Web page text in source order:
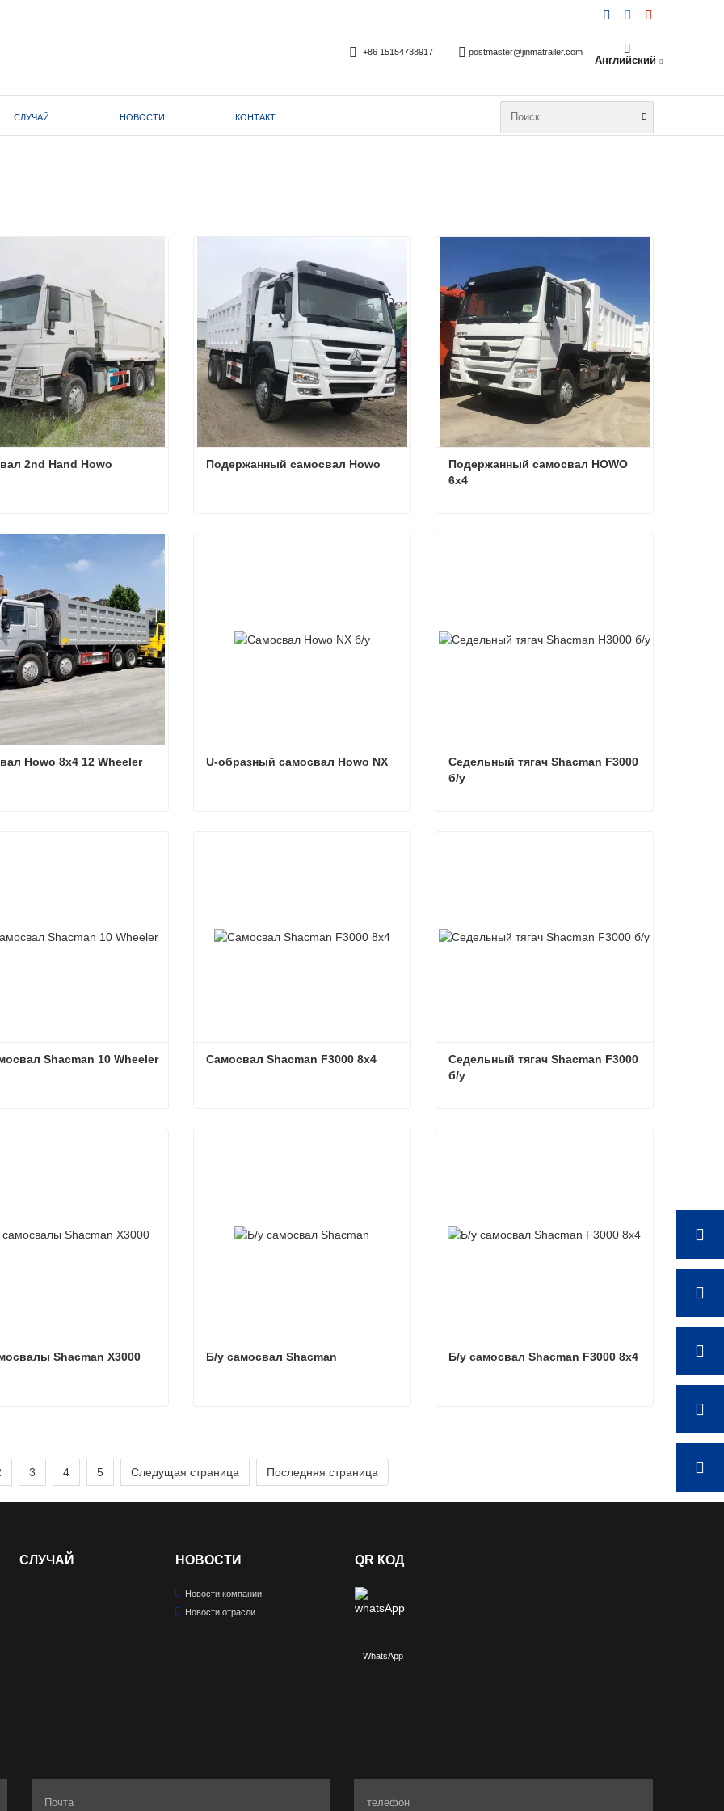
+86 15154738917 postmaster@jinmatrailer.com
Английский
СЛУЧАЙ НОВОСТИ КОНТАКТ
2nd Hand Howo
2nd Hand Howo
сейчас
Подержанный самосвал Howo
Подержанный самосвал HOWO
6x4
Howo 8x4 12 Wheeler U-образный самосвал Howo NX
Седельный тягач Shacman F3000
б/у
Shacman 10 Wheeler Самосвал Shacman F3000 8x4
Седельный тягач Shacman F3000
б/у
Shacman X3000 Б/у самосвал Shacman Б/у самосвал Shacman F3000 8x4
3 4 5 Следущая страница Последняя страница
СЛУЧАЙ НОВОСТИ
Новости компании
Новости отрасли
QR КОД
WhatsApp